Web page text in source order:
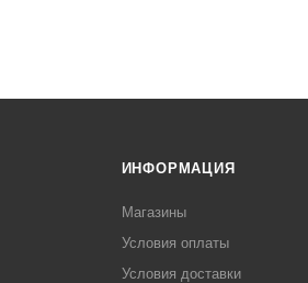
ИНФОРМАЦИЯ
Магазины
Условия оплаты
Условия доставки